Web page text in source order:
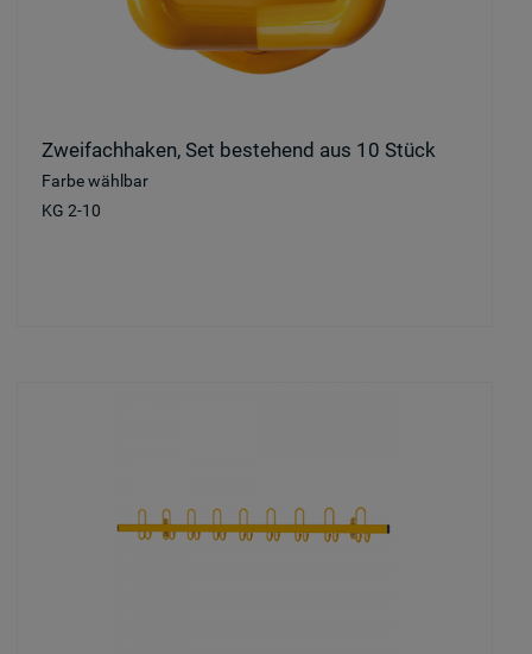
Zweifachhaken, Set bestehend aus 10 Stück
Farbe wählbar
KG 2-10